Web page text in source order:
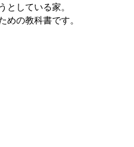
としている家。
めの教科書です。